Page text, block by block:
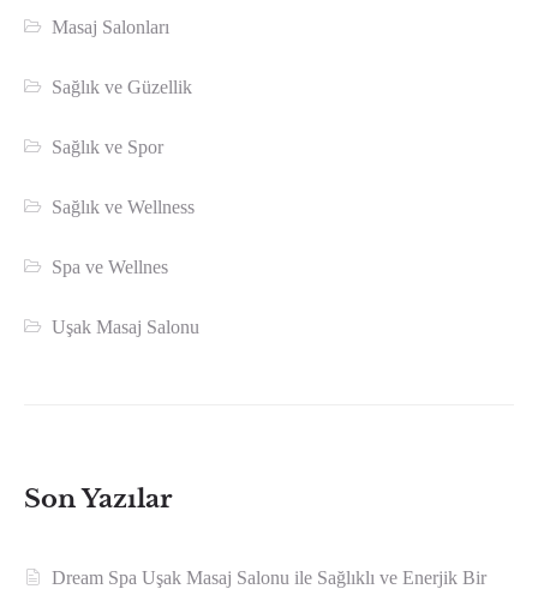
Masaj Salonları
Sağlık ve Güzellik
Sağlık ve Spor
Sağlık ve Wellness
Spa ve Wellnes
Uşak Masaj Salonu
Son Yazılar
Dream Spa Uşak Masaj Salonu ile Sağlıklı ve Enerjik Bir